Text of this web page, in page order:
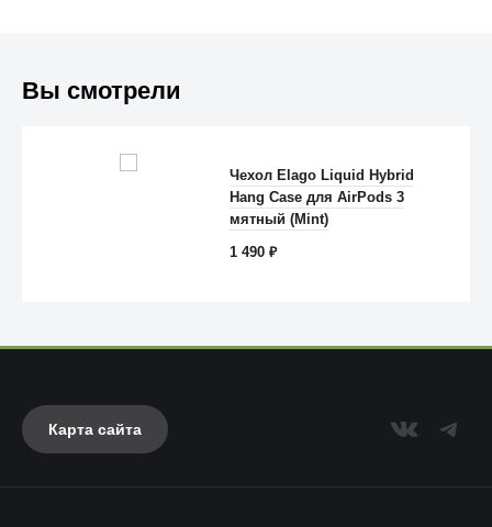
Anker
Вы смотрели
Чехол Elago Liquid Hybrid
Hang Case для AirPods 3
мятный (Mint)
1 490₽
Карта сайта